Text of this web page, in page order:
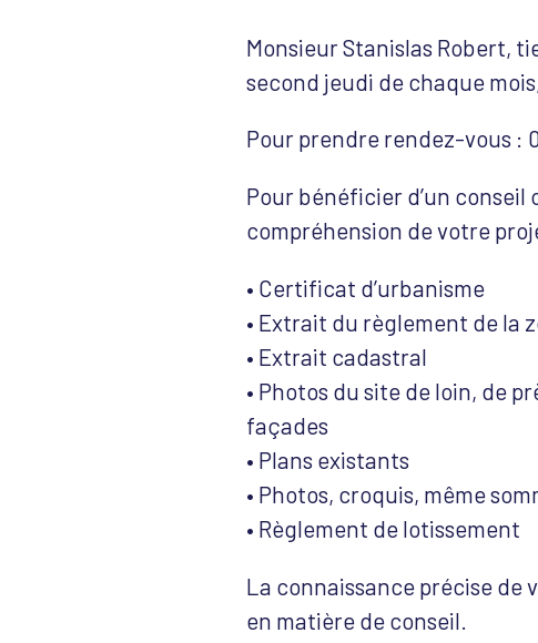
Monsieur Stanislas Robert,
second jeudi de chaque
Pour prendre rendez-vous :
Pour bénéficier d’un conseil
compréhension de votre
• Certificat d’urbanisme
• Extrait du règlement de la
• Extrait cadastral
• Photos du site de loin, de
façades
• Plans existants
• Photos, croquis, même
• Règlement de lotissement
La connaissance précise
en matière de conseil.